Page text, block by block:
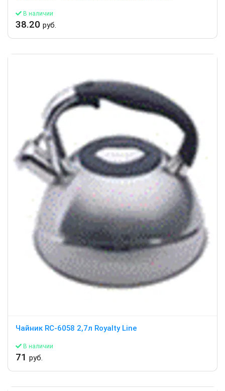
В наличии
38.20 руб.
Чайник RC-6058 2,7л Royalty Line
В наличии
71 руб.